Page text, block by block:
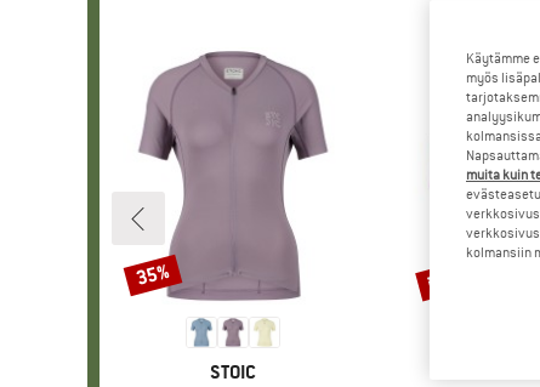
MERKKI
STOIC
Alennus
35% Alennus
jopa 40%
Käytämme
myös
muita kuin
kolmansiin